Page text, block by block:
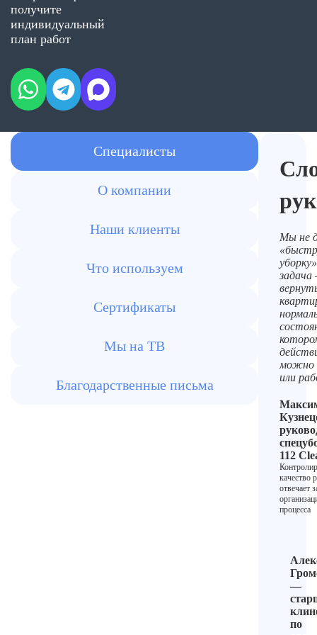
получите
индивидуальный
план работ
Специалисты
О компании
Наши клиенты
Что используем
Сертификаты
Мы на ТВ
Благодарственные письма
Мы не
или
112
качество
отвечает
процесса
—
по